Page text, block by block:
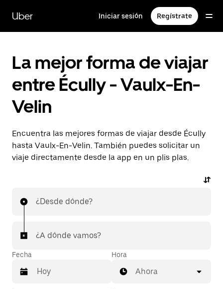
contenido
principal
Uber Iniciar sesión Regístrate
La mejor forma de viajar
entre Écully - Vaulx-En-
Velin
Encuentra las mejores formas de viajar desde Écully
hasta Vaulx-En-Velin. También puedes solicitar un
viaje directamente desde la app en un plis plas.
¿Desde dónde?
¿A dónde vamos?
Fecha Hora
Ahora